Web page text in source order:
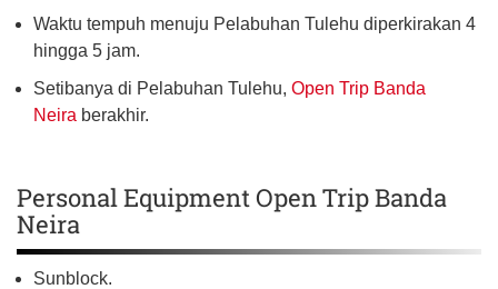
Waktu tempuh menuju Pelabuhan Tulehu diperkirakan 4
hingga 5 jam.
Setibanya di Pelabuhan Tulehu, Open Trip Banda
Neira berakhir.
Personal Equipment Open Trip Banda
Neira
Sunblock.